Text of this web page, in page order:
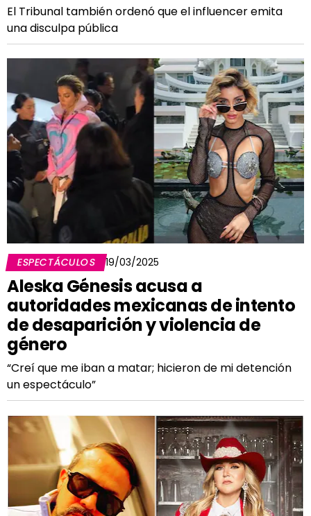
El Tribunal también ordenó que el influencer emita
una disculpa pública
ESPECTÁCULOS 19/03/2025
Aleska Génesis acusa a
autoridades mexicanas de intento
de desaparición y violencia de
género
“Creí que me iban a matar; hicieron de mi detención
un espectáculo”